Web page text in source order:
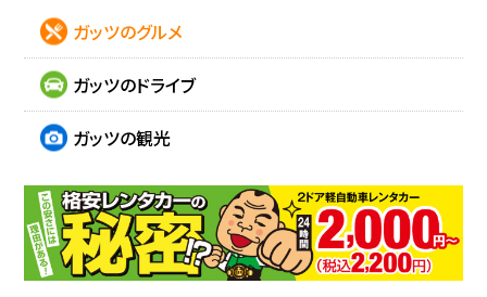
ガッツのグルメ
ガッツのドライブ
ガッツの観光